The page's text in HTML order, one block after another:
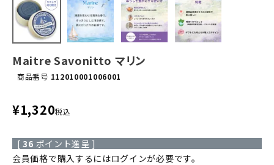
Maitre Savonitto マリン
商品番号 112010001006001
¥1,320税込
[ 36 ポイント進呈 ]
会員価格で購入するにはログインが必要です。